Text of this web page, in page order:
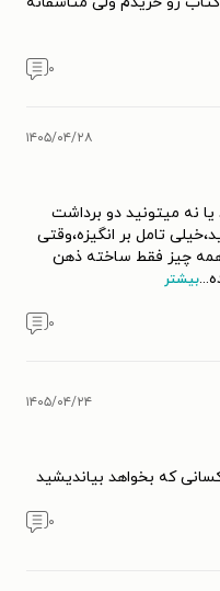
۰
۱۴۰۵/۰۴/۲۸
نه میتونید دو برداشت
تامل بر انگیزه،وقتی
همه چیز فقط ساخته ذهن
...بیشتر
۰
۱۴۰۵/۰۴/۲۴
که بخواهد بیاندیشید
۰